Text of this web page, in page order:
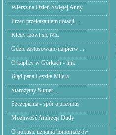
Wiersz na Dzień Świętej Anny
Przed przekazaniem dotacji ...
Kiedy mówi się Nie.
Gdzie zastosowano najpierw ...
O kaplicy w Górkach - link
Błąd pana Leszka Milera
Starożytny Sumer ...
Szczepienia - spór o przymus
Możliwość Andrzeja Dudy
O pokusie uznania homomałż'ów